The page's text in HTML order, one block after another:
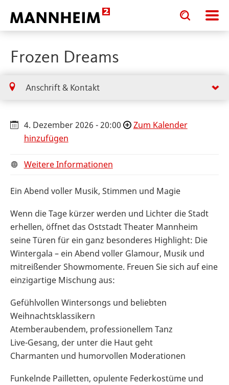
Toggle
search
input
Toggle
search
input
Frozen Dreams
Anschrift & Kontakt
4. Dezember 2026 - 20:00
Zum Kalender
hinzufügen
Weitere Informationen
Ein Abend voller Musik, Stimmen und Magie
Wenn die Tage kürzer werden und Lichter die Stadt
erhellen, öffnet das Oststadt Theater Mannheim
seine Türen für ein ganz besonderes Highlight: Die
Wintergala – ein Abend voller Glamour, Musik und
mitreißender Showmomente. Freuen Sie sich auf eine
einzigartige Mischung aus:
Gefühlvollen Wintersongs und beliebten
Weihnachtsklassikern
Atemberaubendem, professionellem Tanz
Live-Gesang, der unter die Haut geht
Charmanten und humorvollen Moderationen
Funkelnde Pailletten, opulente Federkostüme und